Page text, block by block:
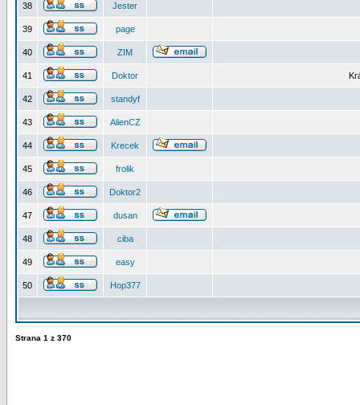
38 Jester
39 page
40 ZIM
41 Doktor
42 standyf
43 AlienCZ
44 Krecek
45 frolik
46 Doktor2
47 dusan
48 ciba
49 easy
50 Hop377
Strana 1 z 370